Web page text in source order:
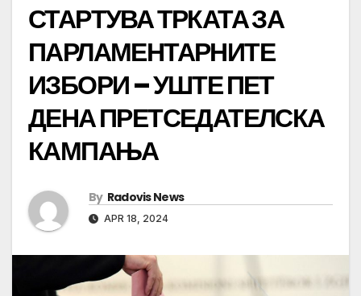
СТАРТУВА ТРКАТА ЗА
ПАРЛАМЕНТАРНИТЕ
ИЗБОРИ – УШТЕ ПЕТ
ДЕНА ПРЕТСЕДАТЕЛСКА
КАМПАЊА
By Radovis News
APR 18, 2024